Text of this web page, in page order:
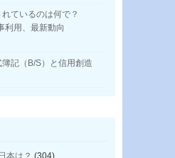
ているのは何で？
用、最新動向
記（B/S）と信用創造
本は？ (304)